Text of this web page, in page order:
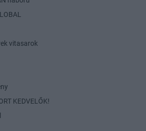
vitasarok
KEDVELŐK!